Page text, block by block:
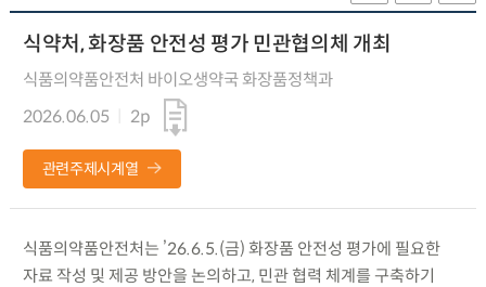
식약처, 화장품 안전성 평가 민관협의체 개최
식품의약품안전처 바이오생약국 화장품정책과
2026.06.05
2p
관련주제시계열
식품의약품안전처는 ’26.6.5.(금) 화장품 안전성 평가에 필요한
자료 작성 및 제공 방안을 논의하고, 민관 협력 체계를 구축하기